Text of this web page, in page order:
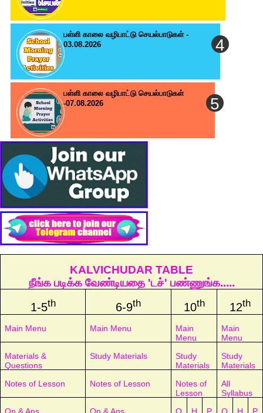
பள்ளி காலை வழிபாட்டு செயல்பாடுகள் -
03.08.2026
பள்ளி காலை வழிபாட்டு செயல்பாடுகள்
-07.08.2026
KALVICHUDAR TABLE
நீங்க படிக்க வேண்டியதை 'டச்' பண்ணுங்க.....
1-5th 6-9th 10th 12th
Main Menu Main Menu
Main
Menu
Main
Menu
Materials &
Questions
Study Materials
Study
Materials
Study
Materials
Notes of Lesson
Notes of Lesson
Notes of
Lesson
All
Syllabus
Qn & Ans
Qn & Ans Q H P Q H P